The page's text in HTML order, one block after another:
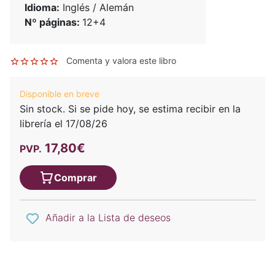
Idioma: Inglés / Alemán
Nº páginas: 12+4
Comenta y valora este libro
Disponible en breve
Sin stock. Si se pide hoy, se estima recibir en la
librería el 17/08/26
PVP. 17,80€
Comprar
Añadir a la Lista de deseos